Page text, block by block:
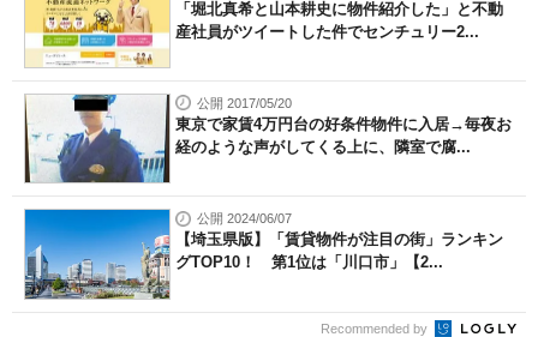
「堀北真希と山本耕史に物件紹介した」と不動
産社員がツイートした件でセンチュリー2...
公開 2017/05/20
東京で家賃4万円台の好条件物件に入居→毎夜お
経のような声がしてくる上に、隣室で腐...
公開 2024/06/07
【埼玉県版】「賃貸物件が注目の街」ランキン
グTOP10！ 第1位は「川口市」【2...
Recommended by